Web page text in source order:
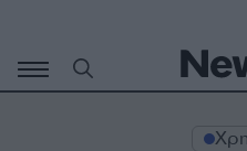
περιεχόμενο